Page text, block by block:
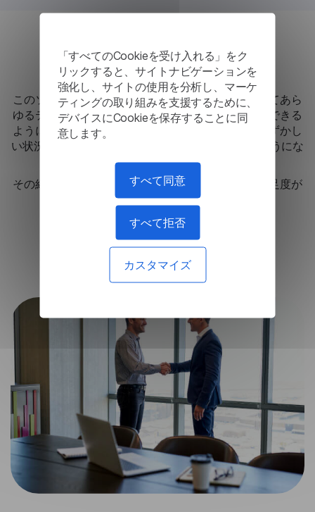
「すべてのCookieを受け入れる」をク
リックすると、サイトナビゲーションを
強化し、サイトの使用を分析し、マーケ
ティングの取り組みを支援するために、
デバイスにCookieを保存することに同
意します。
すべて同意
すべて拒否
カスタマイズ
結果
このソリューションにより、ユーザーは必要に応じてあら
ゆるテキストを公式または非公式のスタイルに変換できる
ようになり、職業上および個人的な通信において恥ずかし
い状況やビジネス エチケットの違反を回避できるようにな
ります。
その結果、言語サービスプロバイダーはユーザー満足度が
大幅に向上し、通信エラーが減少しました。
この解決策が必要です
他のケースを読む